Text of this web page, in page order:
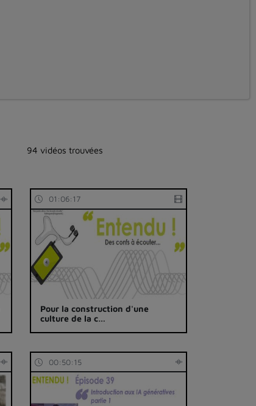
94 vidéos trouvées
01:06:17
Pour la construction d'une
culture de la c…
00:50:15